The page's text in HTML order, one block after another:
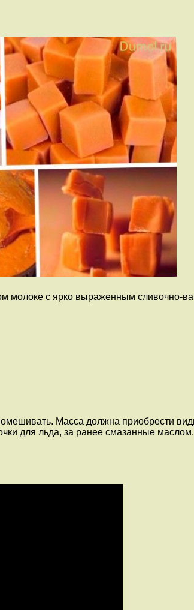
молоке с ярко выраженным сливочно-
Масса должна приобрести
для льда, за ранее смазанные